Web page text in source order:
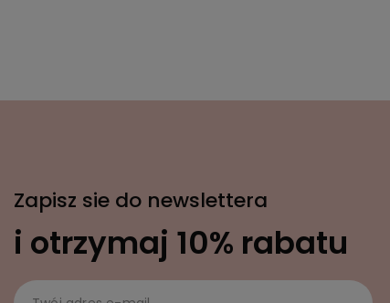
Zapisz sie do newslettera
i otrzymaj 10% rabatu